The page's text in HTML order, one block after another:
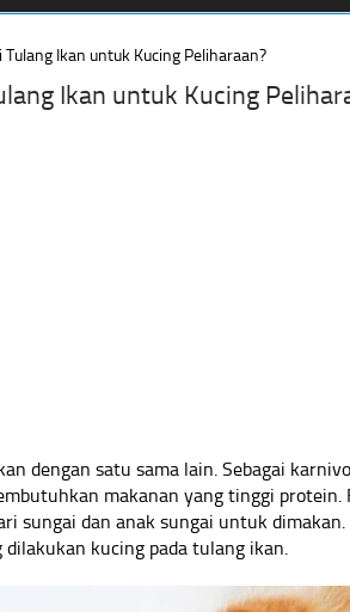
Ikan untuk Kucing Peliharaan?
Ikan untuk Kucing
dengan satu sama lain. Sebagai
makanan yang tinggi protein.
sungai dan anak sungai untuk
kucing pada tulang ikan.